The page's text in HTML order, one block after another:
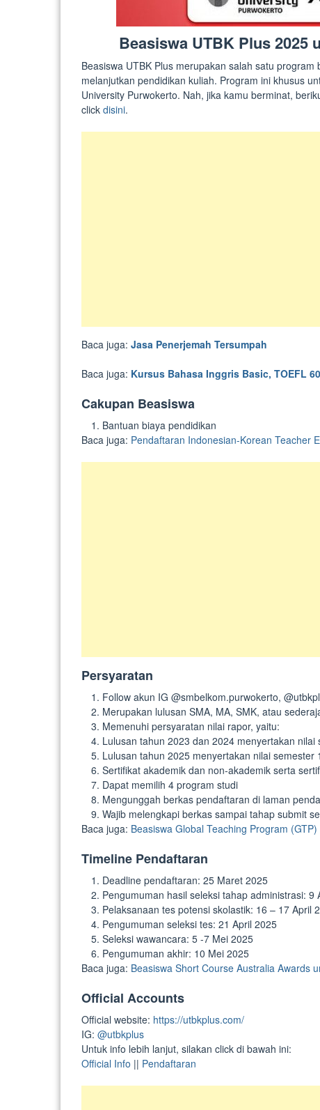
Beasiswa UTBK Plus 2025
Beasiswa UTBK Plus merupakan salah satu
melanjutkan pendidikan kuliah. Program ini khusus
University Purwokerto. Nah, jika kamu berminat,
click disini.
Baca juga: Jasa Penerjemah Tersumpah
Baca juga: Kursus Bahasa Inggris Basic, TOEFL
Cakupan Beasiswa
Bantuan biaya pendidikan
Baca juga: Pendaftaran Indonesian-Korean Teacher
Persyaratan
Follow akun IG @smbelkom.purwokerto,
Merupakan lulusan SMA, MA, SMK, atau
Memenuhi persyaratan nilai rapor, yaitu:
Lulusan tahun 2023 dan 2024 menyertakan nilai
Lulusan tahun 2025 menyertakan nilai semester
Sertifikat akademik dan non-akademik serta
Dapat memilih 4 program studi
Mengunggah berkas pendaftaran di laman
Wajib melengkapi berkas sampai tahap submit
Baca juga: Beasiswa Global Teaching Program
Timeline Pendaftaran
Deadline pendaftaran: 25 Maret 2025
Pengumuman hasil seleksi tahap administrasi: 9
Pelaksanaan tes potensi skolastik: 16 – 17 April
Pengumuman seleksi tes: 21 April 2025
Seleksi wawancara: 5 -7 Mei 2025
Pengumuman akhir: 10 Mei 2025
Baca juga: Beasiswa Short Course Australia Awards
Official Accounts
Official website: https://utbkplus.com/
IG: @utbkplus
Untuk info lebih lanjut, silakan click di bawah ini:
Official Info || Pendaftaran